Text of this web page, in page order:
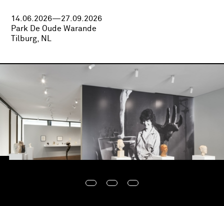
14.06.2026—27.09.2026
Park De Oude Warande
Tilburg, NL